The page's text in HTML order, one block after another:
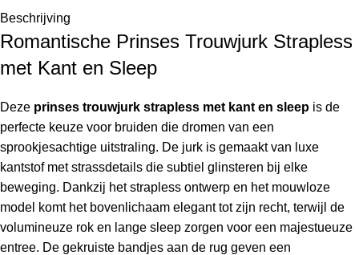
Beschrijving
Romantische Prinses Trouwjurk Strapless
met Kant en Sleep
Deze prinses trouwjurk strapless met kant en sleep is de
perfecte keuze voor bruiden die dromen van een
sprookjesachtige uitstraling. De jurk is gemaakt van luxe
kantstof met strassdetails die subtiel glinsteren bij elke
beweging. Dankzij het strapless ontwerp en het mouwloze
model komt het bovenlichaam elegant tot zijn recht, terwijl de
volumineuze rok en lange sleep zorgen voor een majestueuze
entree. De gekruiste bandjes aan de rug geven een